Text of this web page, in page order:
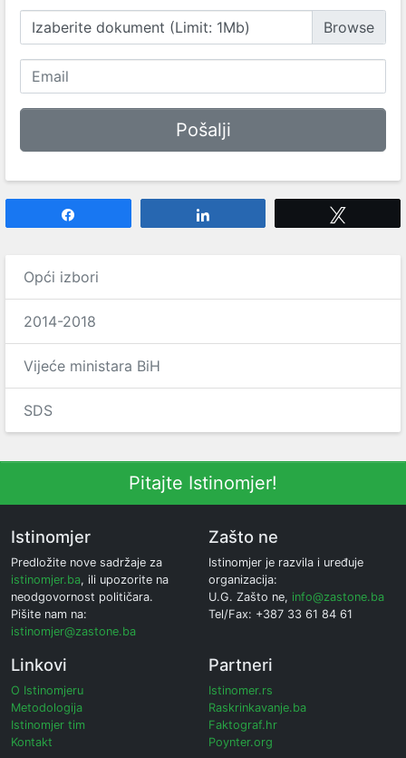
Izaberite dokument (Limit: 1Mb)
Opći izbori
2014-2018
Vijeće ministara BiH
SDS
Pitajte Istinomjer!
Istinomjer
Predložite nove sadržaje za
istinomjer.ba, ili upozorite na
neodgovornost političara.
Pišite nam na:
istinomjer@zastone.ba
Zašto ne
Istinomjer je razvila i uređuje
organizacija:
U.G. Zašto ne, info@zastone.ba
Tel/Fax: +387 33 61 84 61
Linkovi
O Istinomjeru
Metodologija
Istinomjer tim
Kontakt
Partneri
Istinomer.rs
Raskrinkavanje.ba
Faktograf.hr
Poynter.org